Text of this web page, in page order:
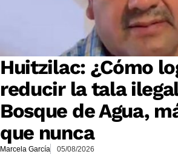
Huitzilac: ¿Cómo
reducir la tala
Bosque de Agua,
que nunca
Marcela García 05/08/2026